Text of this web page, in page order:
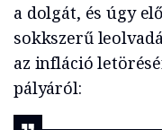
a dolgát, és úgy
sokkszerű
az infláció
pályáról: